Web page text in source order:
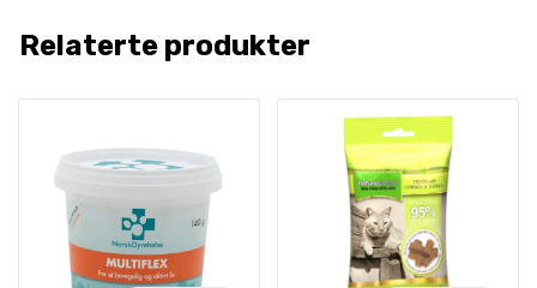
Relaterte produkter